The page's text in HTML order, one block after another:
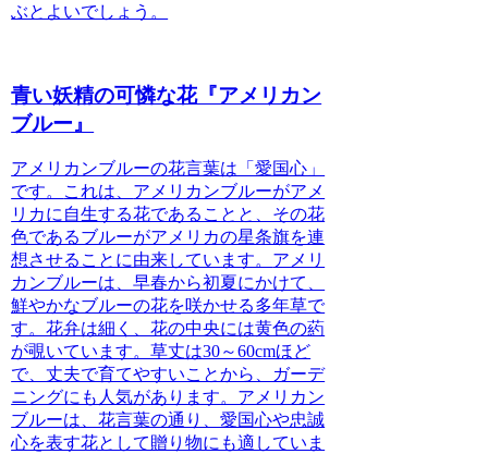
ぶとよいでしょう。
青い妖精の可憐な花『アメリカン
ブルー』
アメリカンブルーの花言葉は「愛国心」
です。
これは、 アメリカンブルーがアメ
リカに自生する花であることと、その花
色であるブルーがアメリカの星条旗を連
想させることに由来しています。 アメリ
カンブルーは、早春から初夏にかけて、
鮮やかなブルーの花を咲かせる多年草で
す。花弁は細く、花の中央には黄色の葯
が覗いています。草丈は30～60cmほど
で、丈夫で育てやすいことから、ガーデ
ニングにも人気があります。アメリカン
ブルーは、花言葉の通り、愛国心や忠誠
心を表す花として贈り物にも適していま